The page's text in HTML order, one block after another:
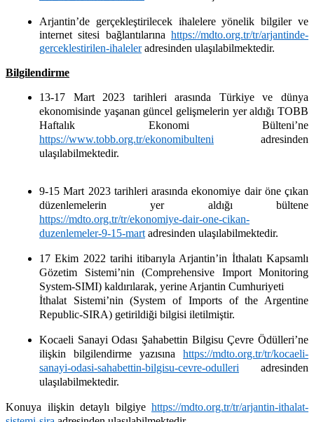
Arjantin’de gerçekleştirilecek ihalelere yönelik bilgiler ve
internet sitesi bağlantılarına https://mdto.org.tr/tr/arjantinde-
gerceklestirilen-ihaleleradresinden ulaşılabilmektedir.
Bilgilendirme
13-17 Mart 2023 tarihleri arasında Türkiye ve dünya
ekonomisinde yaşanan güncel gelişmelerin yer aldığı TOBB
Haftalık Ekonomi Bülteni’ne
https://www.tobb.org.tr/ekonomibulteni
adresinden
ulaşılabilmektedir.
9-15 Mart 2023 tarihleri arasında ekonomiye dair öne çıkan
düzenlemelerin yer aldığı bültene
https://mdto.org.tr/tr/ekonomiye-dair-one-cikan-
duzenlemeler-9-15-mart adresinden ulaşılabilmektedir.
17 Ekim 2022 tarihi itibarıyla Arjantin’in İthalatı Kapsamlı
Gözetim Sistemi’nin (Comprehensive Import Monitoring
System-SIMI) kaldırılarak, yerine Arjantin Cumhuriyeti
İthalat Sistemi’nin (System of Imports of the Argentine
Republic-SIRA) getirildiği bilgisi iletilmiştir.
Kocaeli Sanayi Odası Şahabettin Bilgisu Çevre Ödülleri’ne
ilişkin bilgilendirme yazısına https://mdto.org.tr/tr/kocaeli-
sanayi-odasi-sahabettin-bilgisu-cevre-odulleri adresinden
ulaşılabilmektedir.
Konuya ilişkin detaylı bilgiye https://mdto.org.tr/tr/arjantin-ithalat-